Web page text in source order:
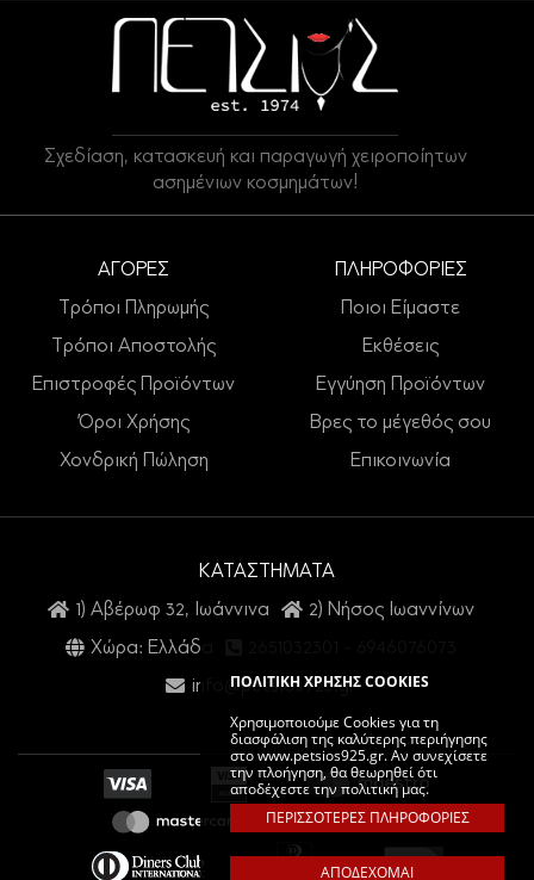
ΠΟΛΙΤΙΚΗ ΧΡΗΣΗΣ COOKIES
Χρησιμοποιούμε Cookies για τη
διασφάλιση της καλύτερης περιήγησης
στο www.petsios925.gr. Αν συνεχίσετε
την πλοήγηση, θα θεωρηθεί ότι
αποδέχεστε την πολιτική μας.
ΠΕΡΙΣΣΟΤΕΡΕΣ ΠΛΗΡΟΦΟΡΙΕΣ
ΑΠΟΔΕΧΟΜΑΙ
Σχεδίαση, κατασκευή και παραγωγή χειροποίητων
ασημένιων κοσμημάτων!
ΑΓΟΡΕΣ
Τρόποι Πληρωμής
Τρόποι Αποστολής
Επιστροφές Προϊόντων
Όροι Χρήσης
Χονδρική Πώληση
ΠΛΗΡΟΦΟΡΙΕΣ
Ποιοι Είμαστε
Εκθέσεις
Εγγύηση Προϊόντων
Βρες το μέγεθός σου
Επικοινωνία
ΚΑΤΑΣΤΗΜΑΤΑ
1) Αβέρωφ 32, Ιωάννινα
2) Νήσος Ιωαννίνων
Χώρα: Ελλάδα
info@petsios925.gr